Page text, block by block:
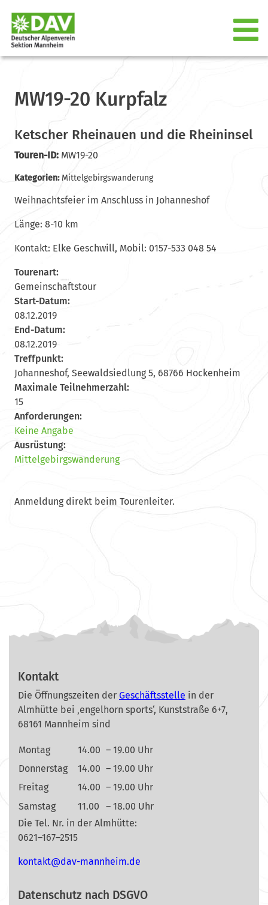
MW19-20 Kurpfalz
Ketscher Rheinauen und die Rheininsel
Touren-ID:MW19-20
Kategorien: Mittelgebirgswanderung
Weihnachtsfeier im Anschluss in Johanneshof
Länge: 8-10 km
Kontakt: Elke Geschwill, Mobil: 0157-533 048 54
Tourenart:
Gemeinschaftstour
Start-Datum:
08.12.2019
End-Datum:
08.12.2019
Treffpunkt:
Johanneshof, Seewaldsiedlung 5, 68766 Hockenheim
Maximale Teilnehmerzahl:
15
Anforderungen:
Keine Angabe
Ausrüstung:
Mittelgebirgswanderung
Anmeldung direkt beim Tourenleiter.
Kontakt
Die Öffnungszeiten der Geschäftsstelle in der
Almhütte bei ‚engelhorn sports‘, Kunststraße 6+7,
68161 Mannheim sind
Montag 14.00 – 19.00 Uhr
Donnerstag
14.00 – 19.00 Uhr
Freitag
14.00 – 19.00 Uhr
Samstag
11.00
– 18.00 Uhr
Die Tel. Nr. in der Almhütte:
0621–167–2515
ed.mi
ehnna
m-vad
@tkat
nok
Datenschutz nach DSGVO